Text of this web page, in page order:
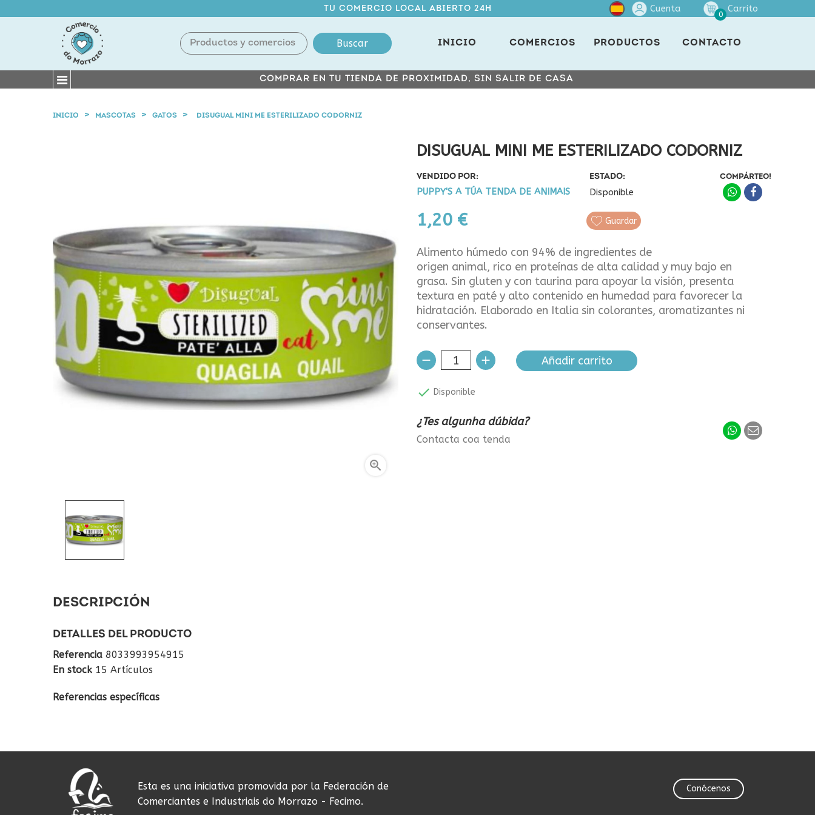
TU COMERCIO LOCAL ABIERTO 24H Cuenta
0
Carrito
Buscar INICIO COMERCIOS PRODUCTOS CONTACTO
COMPRAR EN TU TIENDA DE PROXIMIDAD, SIN SALIR DE CASA
INICIO MASCOTAS GATOS DISUGUAL MINI ME ESTERILIZADO CODORNIZ

DISUGUAL MINI ME ESTERILIZADO CODORNIZ
VENDIDO POR:
PUPPY'S A TÚA TENDA DE ANIMAIS
ESTADO:
Disponible
1,20 €
COMPÁRTEO!
Guardar
Alimento húmedo con 94% de ingredientes de
origen animal, rico en proteínas de alta calidad y muy bajo en
grasa. Sin gluten y con taurina para apoyar la visión, presenta
textura en paté y alto contenido en humedad para favorecer la
hidratación. Elaborado en Italia sin colorantes, aromatizantes ni
conservantes.
Añadir carrito
 Disponible
¿Tes algunha dúbida?
Contacta coa tenda
DESCRIPCIÓN
DETALLES DEL PRODUCTO
Referencia 8033993954915
En stock 15 Artículos
Referencias específicas
Esta es una iniciativa promovida por la Federación de
Comerciantes e Industriais do Morrazo - Fecimo.
Conócenos